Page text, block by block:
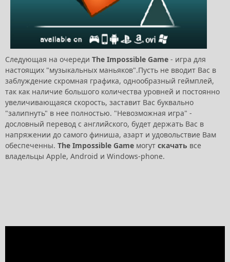
Следующая на очереди The Impossible Game - игра для
настоящих "музыкальных маньяков".Пусть не вводит Вас в
заблуждение скромная графика, однообразный геймплей,
так как наличие большого количества уровней и постоянно
увеличивающаяся скорость, заставит Вас буквально
"залипнуть" в нее полностью. "Невозможная игра" -
дословный перевод с английского, будет держать Вас в
напряжении до самого финиша, азарт и удовольствие Вам
обеспеченны. The Impossible Game могут скачать все
владельцы Apple, Android и Windows-phone.